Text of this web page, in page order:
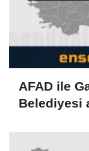
AFAD ile
Belediyesi
protokolü